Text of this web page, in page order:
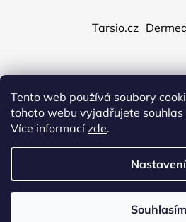
Tento web používá soubory
tohoto webu vyjadřujete souhlas
Více informacízde.
Nastavení
Souhlasím
Tarsio.cz
Vytvořil
Copyright 2026
vyhrazena.
Podmínky ochrany osobních údajů
Reklamace